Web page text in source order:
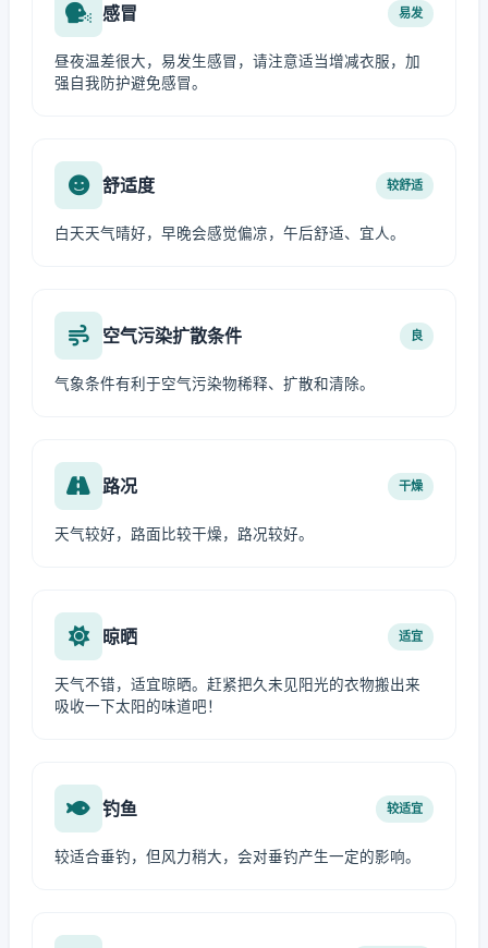
感冒 易发
昼夜温差很大，易发生感冒，请注意适当增减衣服，加
强自我防护避免感冒。
舒适度 较舒适
白天天气晴好，早晚会感觉偏凉，午后舒适、宜人。
空气污染扩散条件 良
气象条件有利于空气污染物稀释、扩散和清除。
路况 干燥
天气较好，路面比较干燥，路况较好。
晾晒 适宜
天气不错，适宜晾晒。赶紧把久未见阳光的衣物搬出来
吸收一下太阳的味道吧！
钓鱼 较适宜
较适合垂钓，但风力稍大，会对垂钓产生一定的影响。